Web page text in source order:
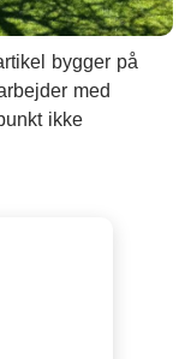
bygger på
med
ikke